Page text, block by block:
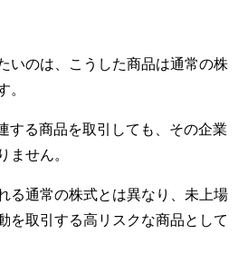
いのは、こうした商品は通常の株
。
する商品を取引しても、その企業
ません。
る通常の株式とは異なり、未上場
を取引する高リスクな商品として